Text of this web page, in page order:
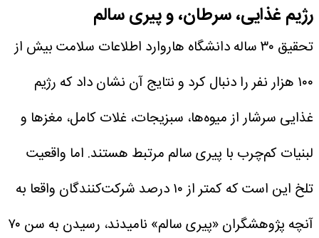
رژیم غذایی، سرطان، و پیری سالم
تحقیق ۳۰ ساله دانشگاه هاروارد اطلاعات سلامت بیش از
۱۰۰ هزار نفر را دنبال کرد و نتایج آن نشان داد که رژیم
غذایی سرشار از میوه‌ها، سبزیجات، غلات کامل، مغزها و
لبنیات کم‌چرب با پیری سالم مرتبط هستند. اما واقعیت
تلخ این است که کمتر از ۱۰ درصد شرکت‌کنندگان واقعا به
آنچه پژوهشگران «پیری سالم» نامیدند، رسیدن به سن ۷۰